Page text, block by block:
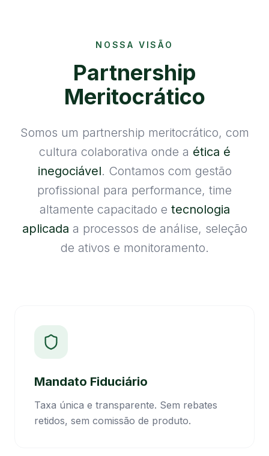
NOSSA VISÃO
Partnership
Meritocrático
Somos um partnership meritocrático, com
cultura colaborativa onde a ética é
inegociável. Contamos com gestão
profissional para performance, time
altamente capacitado e tecnologia
aplicada a processos de análise, seleção
de ativos e monitoramento.
Mandato Fiduciário
Taxa única e transparente. Sem rebates
retidos, sem comissão de produto.